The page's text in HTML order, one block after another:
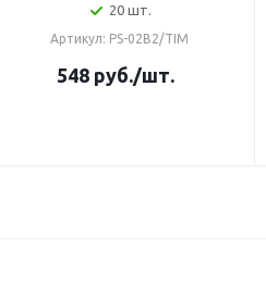
20 шт.
Артикул: PS-02B2/TIM
548 руб./шт.